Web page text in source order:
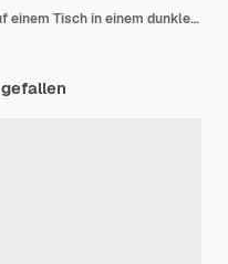
Eine Geburtstagstorte steht auf einem Tisch in einem dunklen Raum mit Luftballons und Lichtern.